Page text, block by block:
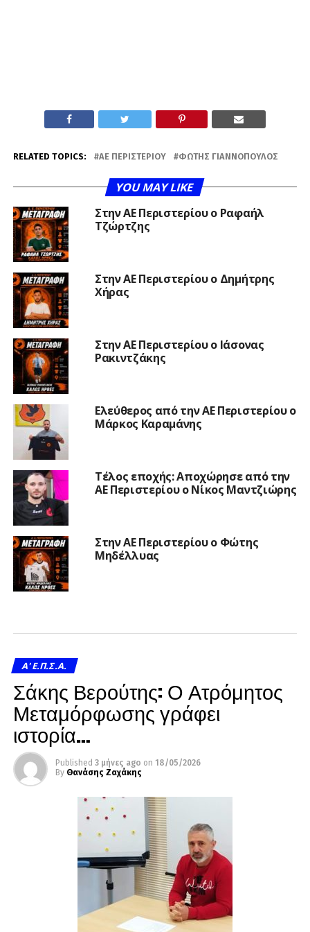
RELATED TOPICS: ΑΕ ΠΕΡΙΣΤΕΡΊΟΥ ΦΏΤΗΣ ΓΙΑΝΝΌΠΟΥΛΟΣ
YOU MAY LIKE
Στην ΑΕ Περιστερίου ο Ραφαήλ
Τζώρτζης
Στην ΑΕ Περιστερίου ο Δημήτρης
Χήρας
Στην ΑΕ Περιστερίου ο Ιάσονας
Ρακιντζάκης
Ελεύθερος από την ΑΕ Περιστερίου ο
Μάρκος Καραμάνης
Τέλος εποχής: Αποχώρησε από την
ΑΕ Περιστερίου ο Νίκος Μαντζιώρης
Στην ΑΕ Περιστερίου ο Φώτης
Μηδέλλυας
A' Ε.Π.Σ.Α.
Σάκης Βερούτης: Ο Ατρόμητος
Μεταμόρφωσης γράφει
ιστορία…
Published 3 μήνες ago on 18/05/2026
By Θανάσης Ζαχάκης